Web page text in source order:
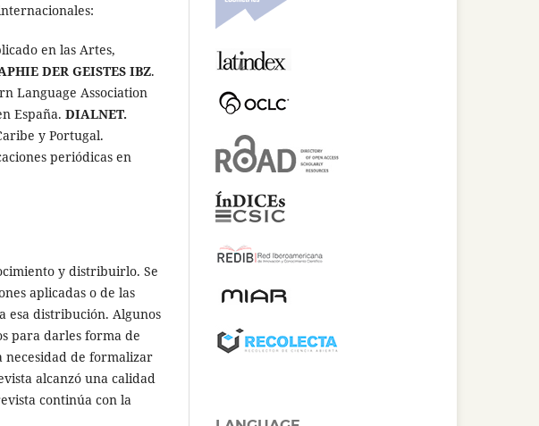
en las Artes,
DER GEISTES IBZ.
Language Association
España. DIALNET.
y Portugal.
periódicas en
y distribuirlo. Se
aplicadas o de las
esa distribución. Algunos
para darles forma de
necesidad de formalizar
alcanzó una calidad
continúa con la